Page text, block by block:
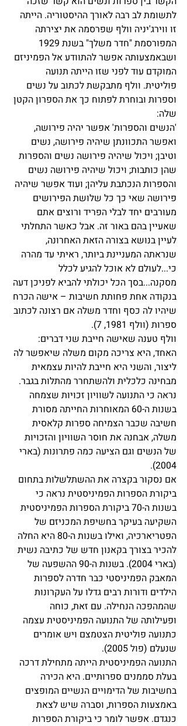
לתשומת לב רבה לאורך ההיסטוריה. הייתה
זו ווירג'יניה וולף שפרסמה את יצירתה
ושבאמצעותה אפשר להתוודע אל הפמיניזם
המוקדם עוד לפני שזו הייתה תנועה
פוליטית. וולף מתבקשת לכתוב על נשים
וספרות ובוחרת לפתוח כך את הספרון הקטן
שלה:
'הנשים והספרות' אפשר יהיה פירושה,
ואפשר התכוונתן שיהיה פירושה, נשים
וטיבן; ויכול שיהיה פירושה נשים והספרות
שהן כותבות; ויכול שיהיה פירושה נשים
והספרות הנכתבת עליהן; ועוד אפשר שיהיה
פירושה שאי כך כל שלושת הפירושים
מעורבים יחד לבלי הפריד ורוצים אתם
שאעיין בהם באור זה. אבל כאשר התחלתי
לעיין בנושא בצורה הזאת האחרונה,
שנראתה המעניינת ביותר, ראיתי עד מהרה
כי...לעולם לא אוכל להגיע לכלל
מסקנה...בסך הכל יכולתי להביא לפניכן דעה
בנקודה אחת פחותת חשיבות – אישה הכרח
שיהיו לה כסף וחדר משלה אם רצונה לכתוב
ספרות (וולף 1981, 7).
וולף טענה שאישה חייבת שני דברים:
האחד, היא צריכה מקום משלה שיאפשר לה
ליצור, והשני היא חייבת להיות עצמאית
מבחינה כלכלית ולהשתחרר מהתלות בגבר.
נראה כי התנועה לשוויון זכויות שצמחה
בשנות ה-60 המאוחרות החייתה מסורת
חשיבה שכבר הצמיחה ספרות קלאסית
משלה, אבחנה את חוסר השוויון והזכויות
של הנשים וגם הציעה כמה פתרונות (בארי
2004).
אם נסקור בקצרה את ההשתלשלות בתחום
ביקורת הספרות הפמיניסטית נראה כי
בשנות ה-70 ביקורת הספרות הפמיניסטית
השקיעה בעיקר בחשיפת המכניזם של
הפטריארכיה, ואילו בשנות ה-80 היא החלה
להכיר בצורך בקאנון חדש של כתיבה נשית
(בארי 2004). בשנות ה-90 ההשפעה של
המאבק הפמיניסטי כבר חדרה לספרות
הילדים ודורות רבים גדלו על העקרונות
שהמהפכה הנחילה. עם זאת, כוחה
ופעילותה של התנועה הפמיניסטית עצמה
כתנועה פוליטית הצטמצם ויש אומרים
שנעלם (פול 2005).
התנועה הפמיניסטית הייתה מתחילת דרכה
בעלת סממנים ספרותיים. היא הכירה
בחשיבות של הדימויים הנשיים המופצים
באמצעות הספרות, וסברה שיש לצאת
כנגדם. אפשר לומר כי ביקורת הספרות